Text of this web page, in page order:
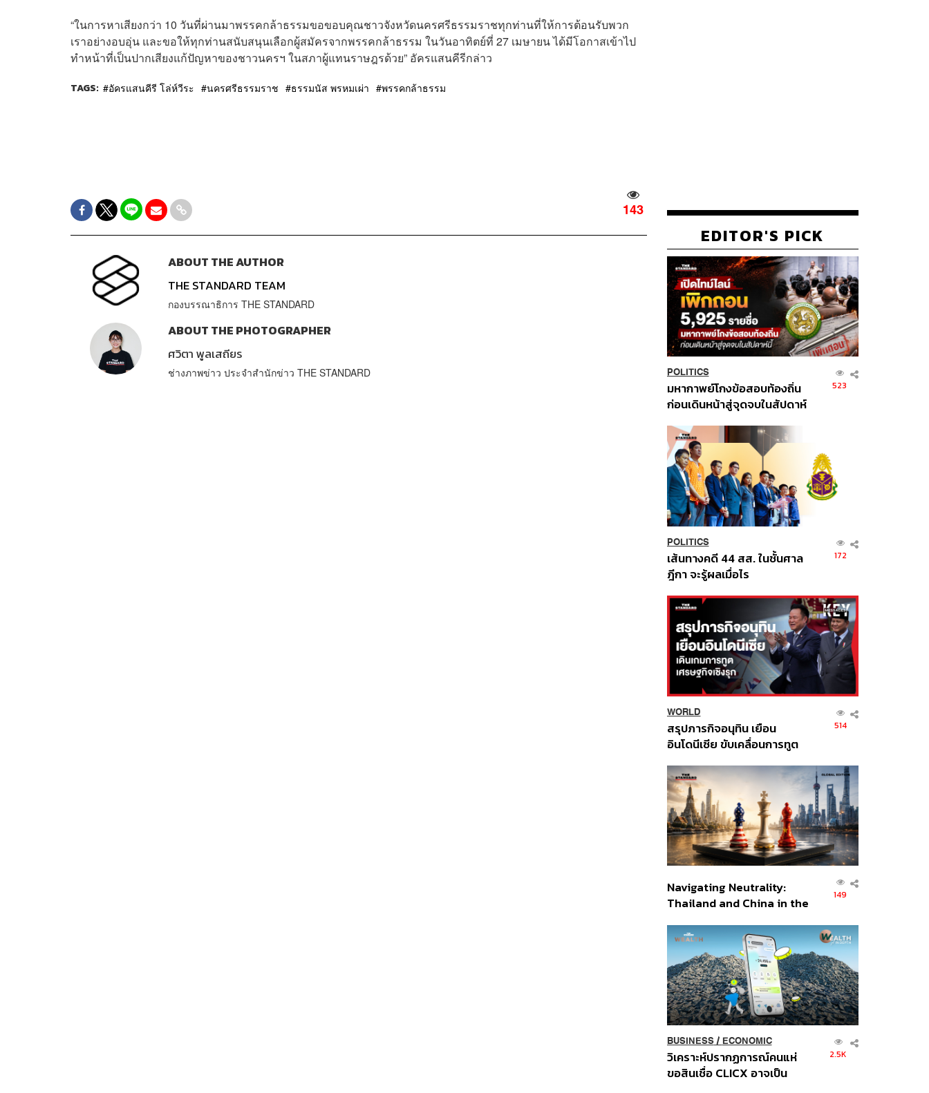
“ในการหาเสียงกว่า 10 วันที่ผ่านมาพรรคกล้าธรรมขอขอบคุณชาวจังหวัดนครศรีธรรมราชทุกท่านที่ให้การต้อนรับพวก
เราอย่างอบอุ่น และขอให้ทุกท่านสนับสนุนเลือกผู้สมัครจากพรรคกล้าธรรม ในวันอาทิตย์ที่ 27 เมษายน ได้มีโอกาสเข้าไป
ทำหน้าที่เป็นปากเสียงแก้ปัญหาของชาวนครฯ ในสภาผู้แทนราษฎรด้วย” อัครแสนคีรีกล่าว
TAGS: อัครแสนคีรี โล่ห์วีระ นครศรีธรรมราช ธรรมนัส พรหมเผ่า พรรคกล้าธรรม
143
ABOUT THE AUTHOR
THE STANDARD TEAM
กองบรรณาธิการ THE STANDARD
ABOUT THE PHOTOGRAPHER
ศวิตา พูลเสถียร
ช่างภาพข่าว ประจำสำนักข่าว THE STANDARD
EDITOR'S PICK
POLITICS
มหากาพย์โกงข้อสอบท้องถิ่น
ก่อนเดินหน้าสู่จุดจบในสัปดาห์
523
POLITICS
เส้นทางคดี 44 สส. ในชั้นศาล
ฎีกา จะรู้ผลเมื่อไร
172
WORLD
สรุปภารกิจอนุทิน เยือน
อินโดนีเซีย ขับเคลื่อนการทูต
ส่วนยุทธศาสตร์ไทย –
อินโดนีเซีย
514
Navigating Neutrality:
Thailand and China in the
Order
149
BUSINESS/ ECONOMIC
วิเคราะห์ปรากฏการณ์คนแห่
ขอสินเชื่อ CLICX อาจเป็น
2.5K